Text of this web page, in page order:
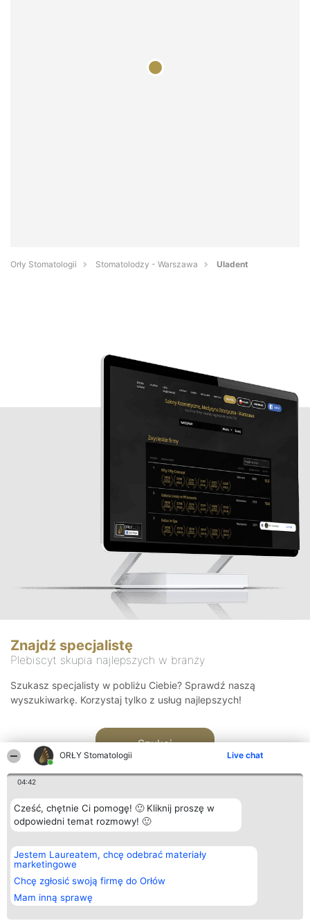
ORŁY Stomatologii Live chat
04:42
Cześć, chętnie Ci pomogę! 🙂 Kliknij proszę w
odpowiedni temat rozmowy! 🙂
Jestem Laureatem, chcę odebrać materiały
marketingowe
Chcę zgłosić swoją firmę do Orłów
Mam inną sprawę
Orły Stomatologii Stomatolodzy - Warszawa Uladent
Znajdź specjalistę
Plebiscyt skupia najlepszych w branży
Szukasz specjalisty w pobliżu Ciebie? Sprawdź naszą
wyszukiwarkę. Korzystaj tylko z usług najlepszych!
Szukaj
Organizator plebiscytu
Bright Side Solutions sp. z o.
o. sp. k.
ul. Ruska 22
Wrocław 50-079
KRS 0000749100 | Regon
381313360 | NIP 8943132676
Plebiscyt
Laureaci
wszystkich
Laureatów
Regulamin
Kontakt
Kontakt